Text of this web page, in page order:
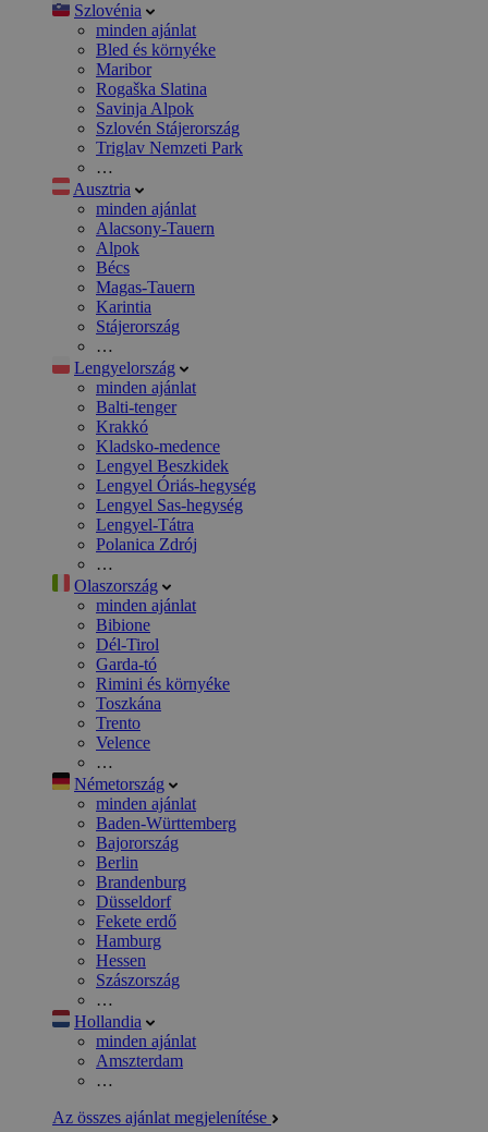
Szlovénia
minden ajánlat
Bled és környéke
Maribor
Rogaška Slatina
Savinja Alpok
Szlovén Stájerország
Triglav Nemzeti Park
…
Ausztria
minden ajánlat
Alacsony-Tauern
Alpok
Bécs
Magas-Tauern
Karintia
Stájerország
…
Lengyelország
minden ajánlat
Balti-tenger
Krakkó
Kladsko-medence
Lengyel Beszkidek
Lengyel Óriás-hegység
Lengyel Sas-hegység
Lengyel-Tátra
Polanica Zdrój
…
Olaszország
minden ajánlat
Bibione
Dél-Tirol
Garda-tó
Rimini és környéke
Toszkána
Trento
Velence
…
Németország
minden ajánlat
Baden-Württemberg
Bajorország
Berlin
Brandenburg
Düsseldorf
Fekete erdő
Hamburg
Hessen
Szászország
…
Hollandia
minden ajánlat
Amszterdam
…
Az összes ajánlat megjelenítése